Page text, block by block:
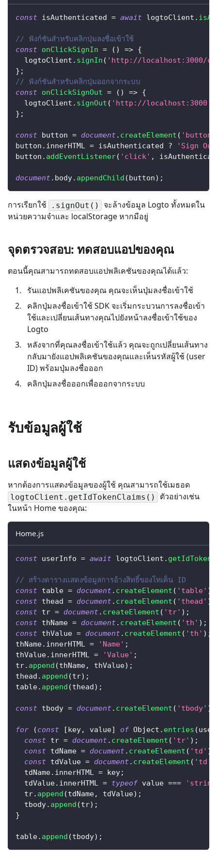
const isAuthenticated = await logtoClient .
// ฟังก์ชันสำหรับคลิกปุ่มลงชื่อเข้าใช้
const onClickSignIn = ( ) => {
  logtoClient
. signIn ( 'http://localhost:3000/
} ;
// ฟังก์ชันสำหรับคลิกปุ่มออกจากระบบ
const onClickSignOut = ( ) => {
  logtoClient
. signOut ( 'http://localhost:3000'
} ;
const button = document. createElement ( 'button'
button . innerHTML = isAuthenticated ?
'Sign
button . addEventListener( 'click' ,
document. body. appendChild (button) ;
การเรียกใช้ .signOut()
จะล้างข้อมูล Logto ทั้งหมดใน
หน่วยความจำและ localStorage หากมีอยู่
จุดตรวจสอบ: ทดสอบแอปของคุณ
ตอนนี้คุณสามารถทดสอบแอปพลิเคชันของคุณได้แล้ว:
รันแอปพลิเคชันของคุณ คุณจะเห็นปุ่มลงชื่อเข้าใช้
คลิกปุ่มลงชื่อเข้าใช้ SDK จะเริ่มกระบวนการลงชื่อเข้า
ใช้และเปลี่ยนเส้นทางคุณไปยังหน้าลงชื่อเข้าใช้ของ
Logto
หลังจากที่คุณลงชื่อเข้าใช้แล้ว คุณจะถูกเปลี่ยนเส้นทาง
กลับมายังแอปพลิเคชันของคุณและเห็นรหัสผู้ใช้ (user
ID) พร้อมปุ่มลงชื่อออก
คลิกปุ่มลงชื่อออกเพื่อออกจากระบบ
รับข้อมูลผู้ใช้
แสดงข้อมูลผู้ใช้
หากต้องการแสดงข้อมูลของผู้ใช้ คุณสามารถใช้เมธอด
logtoClient.getIdTokenClaims()
ตัวอย่างเช่น
ในหน้า Home ของคุณ:
Home.js
const userInfo = await logtoClient .
// สร้างตารางแสดงข้อมูลการอ้างสิทธิ์ของโทเค็น ID
const table = document. createElement ( 'table' )
const thead = document. createElement ( 'thead' )
const tr = document. createElement ( 'tr' ) ;
const thName = document. createElement ( 'th' ) ;
const thValue = document. createElement ( 'th' ) ;
thName. innerHTML = 'Name' ;
thValue. innerHTML = 'Value' ;
tr. append (thName, thValue) ;
thead . append (tr) ;
table. append (thead) ;
const tbody = document. createElement ( 'tbody' )
for (const [key, value] of Object . entries (
const tr = document. createElement ( 'tr' ) ;
const tdName = document. createElement ( 'td' )
const tdValue = document. createElement ( 'td'
  tdName
. innerHTML = key;
  tdValue
. innerHTML = typeof value ===
  tr
. append (tdName, tdValue) ;
  tbody
. append (tr) ;
}
table. append (tbody) ;